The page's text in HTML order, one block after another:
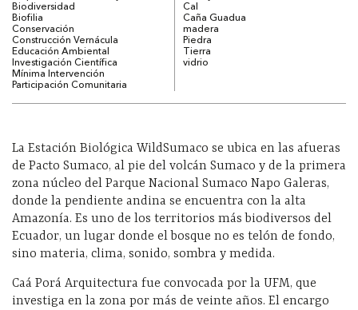
Biodiversidad
Biofilia
Conservación
Construcción Vernácula
Educación Ambiental
Investigación Científica
Mínima Intervención
Participación Comunitaria
Cal
Caña Guadua
madera
Piedra
Tierra
vidrio
La Estación Biológica WildSumaco se ubica en las afueras
de Pacto Sumaco, al pie del volcán Sumaco y de la primera
zona núcleo del Parque Nacional Sumaco Napo Galeras,
donde la pendiente andina se encuentra con la alta
Amazonía. Es uno de los territorios más biodiversos del
Ecuador, un lugar donde el bosque no es telón de fondo,
sino materia, clima, sonido, sombra y medida.
Caá Porá Arquitectura fue convocada por la UFM, que
investiga en la zona por más de veinte años. El encargo